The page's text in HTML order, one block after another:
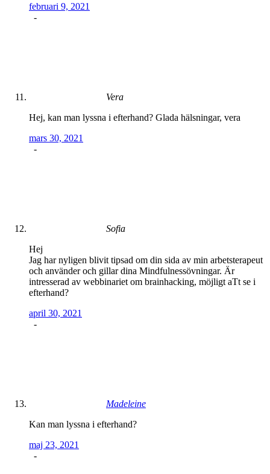
februari 9, 2021
-
Vera
Hej, kan man lyssna i efterhand? Glada hälsningar, vera
mars 30, 2021
-
Sofia
Hej
Jag har nyligen blivit tipsad om din sida av min arbetsterapeut
och använder och gillar dina Mindfulnessövningar. Är
intresserad av webbinariet om brainhacking, möjligt aTt se i
efterhand?
april 30, 2021
-
Madeleine
Kan man lyssna i efterhand?
maj 23, 2021
-